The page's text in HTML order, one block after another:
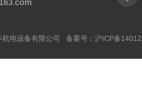
电设备有限公司 备案号： 沪ICP备